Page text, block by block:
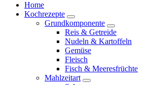
Home
Kochrezepte
expand
child
menu
Grundkomponente
expand
child
menu
Reis & Getreide
Nudeln & Kartoffeln
Gemüse
Fleisch
Fisch & Meeresfrüchte
Mahlzeitart